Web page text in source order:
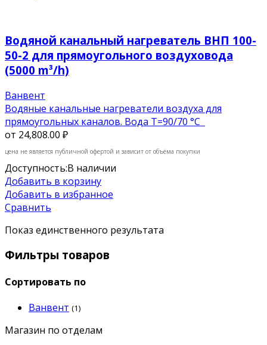
Водяной канальный нагреватель ВНП 100-
50-2 для прямоугольного воздуховода
(5000 m³/h)
Ванвент
Водяные канальные нагреватели воздуха для
прямоугольных каналов. Вода Т=90/70 °C
от 24,808.00 ₽
цена не является публичной офертой и зависит от объёма покупки
Доступность:В наличии
Добавить в корзину
Добавить в избранное
Сравнить
Показ единственного результата
Фильтры товаров
Сортировать по
Ванвент (1)
Магазин по отделам